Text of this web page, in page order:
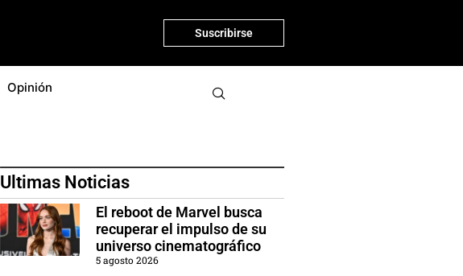
Suscribirse
Opinión
Ultimas Noticias
El reboot de Marvel busca
recuperar el impulso de su
universo cinematográfico
5 agosto 2026